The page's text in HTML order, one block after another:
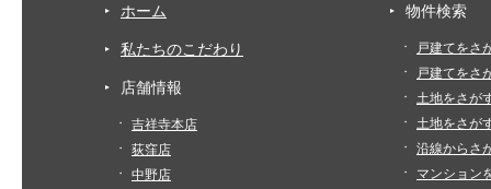
ホーム
私たちのこだわり
店舗情報
吉祥寺本店
荻窪店
中野店
物件検索
戸建てをさ
戸建てをさ
土地をさが
土地をさが
沿線からさ
マンション